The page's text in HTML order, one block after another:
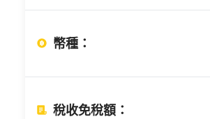
幣種 ：
稅收免稅額 ：